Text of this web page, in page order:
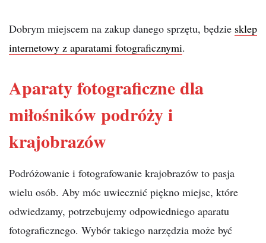
Dobrym miejscem na zakup danego sprzętu, będzie sklep
internetowy z aparatami fotograficznymi.
Aparaty fotograficzne dla
miłośników podróży i
krajobrazów
Podróżowanie i fotografowanie krajobrazów to pasja
wielu osób. Aby móc uwiecznić piękno miejsc, które
odwiedzamy, potrzebujemy odpowiedniego aparatu
fotograficznego. Wybór takiego narzędzia może być